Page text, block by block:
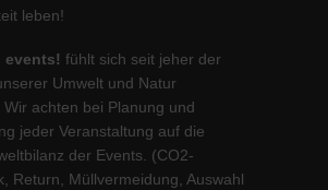
leben!
events! fühlt sich seit jeher der
Umwelt und Natur
achten bei Planung und
jeder Veranstaltung auf die
der Events. (CO2-
Return, Müllvermeidung, Auswahl